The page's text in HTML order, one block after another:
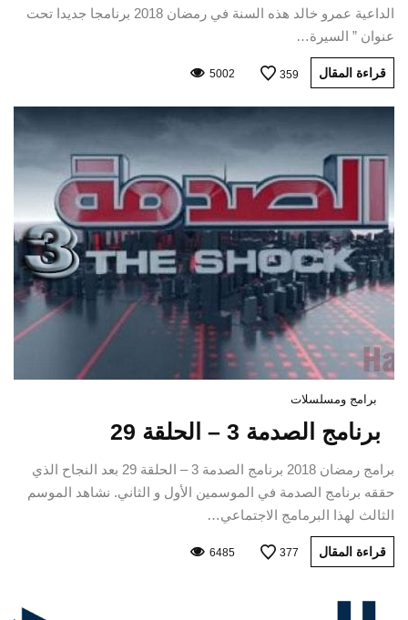
الداعية عمرو خالد هذه السنة في رمضان 2018 برنامجا جديدا تحت
عنوان ” السيرة…
قراءة المقال 359
5002
برامج ومسلسلات
برنامج الصدمة 3 – الحلقة 29
برامج رمضان 2018 برنامج الصدمة 3 – الحلقة 29 بعد النجاح الذي
حققه برنامج الصدمة في الموسمين الأول و الثاني. نشاهد الموسم
الثالث لهذا البرمامج الاجتماعي…
قراءة المقال 377
6485